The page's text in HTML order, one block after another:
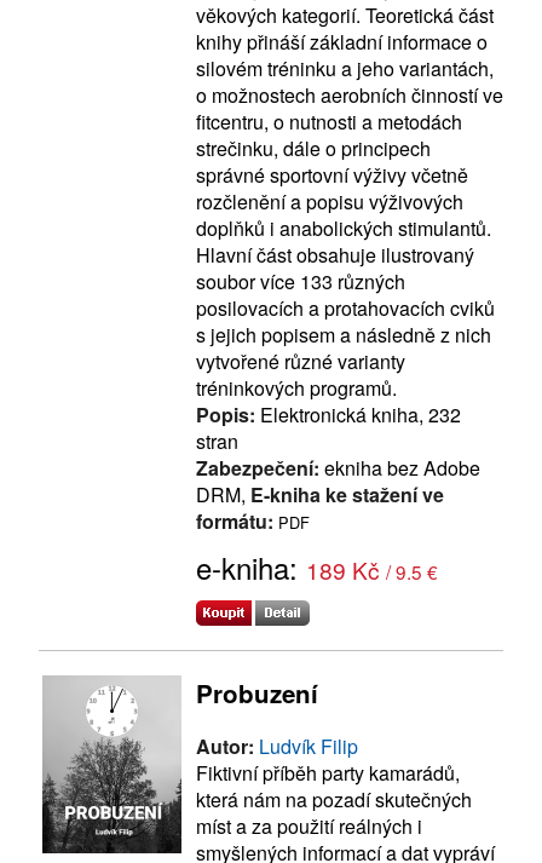
věkových kategorií. Teoretická část
knihy přináší základní informace o
silovém tréninku a jeho variantách,
o možnostech aerobních činností ve
fitcentru, o nutnosti a metodách
strečinku, dále o principech
správné sportovní výživy včetně
rozčlenění a popisu výživových
doplňků i anabolických stimulantů.
Hlavní část obsahuje ilustrovaný
soubor více 133 různých
posilovacích a protahovacích cviků
s jejich popisem a následně z nich
vytvořené různé varianty
tréninkových programů.
Popis: Elektronická kniha, 232
stran
Zabezpečení: ekniha bez Adobe
DRM, E-kniha ke stažení ve
formátu: PDF
e-kniha: 189 Kč / 9.5 €
Probuzení
Autor: Ludvík Filip
Fiktivní příběh party kamarádů,
která nám na pozadí skutečných
míst a za použití reálných i
smyšlených informací a dat vypráví